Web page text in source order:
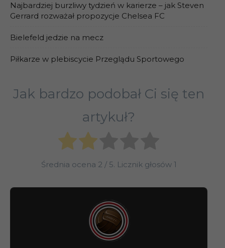
Najbardziej burzliwy tydzień w karierze – jak Steven
Gerrard rozważał propozycje Chelsea FC
Bielefeld jedzie na mecz
Piłkarze w plebiscycie Przeglądu Sportowego
Jak bardzo podobał Ci się ten
artykuł?
Średnia ocena 2 / 5. Licznik głosów 1